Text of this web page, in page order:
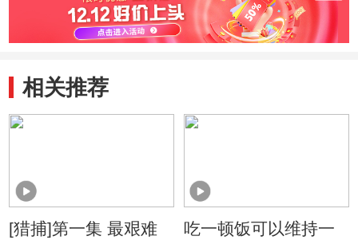
相关推荐
[猎捕]第一集 最艰难
吃一顿饭可以维持一